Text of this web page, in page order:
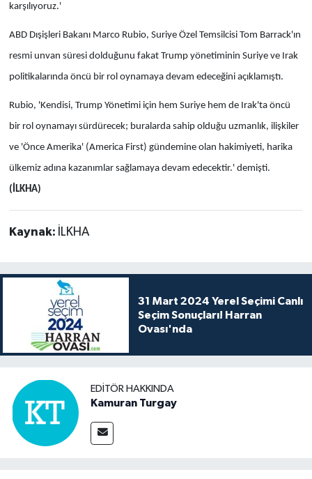
karşılıyoruz.'
ABD Dışişleri Bakanı Marco Rubio, Suriye Özel Temsilcisi Tom Barrack'ın
resmi unvan süresi dolduğunu fakat Trump yönetiminin Suriye ve Irak
politikalarında öncü bir rol oynamaya devam edeceğini açıklamıştı.
Rubio, 'Kendisi, Trump Yönetimi için hem Suriye hem de Irak'ta öncü
bir rol oynamayı sürdürecek; buralarda sahip olduğu uzmanlık, ilişkiler
ve 'Önce Amerika' (America First) gündemine olan hakimiyeti, harika
ülkemiz adına kazanımlar sağlamaya devam edecektir.' demişti.
(İLKHA)
Kaynak: İLKHA
31 Mart 2024 Yerel Seçimi Canlı
Seçim Sonuçları! Harran
Ovası'nda
EDITÖR HAKKINDA
Kamuran Turgay